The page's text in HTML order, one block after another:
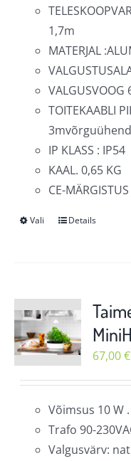
1,7m
MATERJAL
VALGUSVOOG
TOITEKAABLI
IP KLASS : IP54
KAAL. 0,65 KG
CE-MÄRGISTUS
Vali
Sellel
varianti.
Valikuid
saab
teha
tootelehel.
Details
67,00€
Võimsus 10 W
Trafo 90-
Valgusvärv: